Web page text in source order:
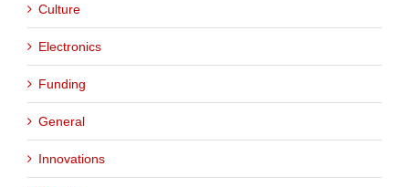
Culture
Electronics
Funding
General
Innovations